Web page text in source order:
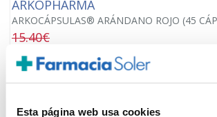
Esta página web usa cookies
ARKOPHARMA
ARKOCÁPSULAS® ARÁNDANO ROJO (45
15.40€
12,70€
- +